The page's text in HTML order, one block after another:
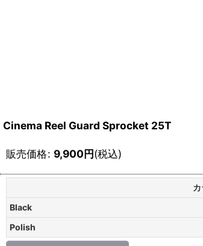
Cinema Reel Guard Sprocket 25T
販売価格: 9,900円(税込)
Black
Polish